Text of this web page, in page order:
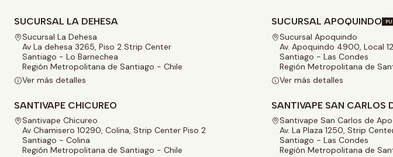
SUCURSAL LA DEHESA
Sucursal La Dehesa
Av La dehesa 3265, Piso 2 Strip Center
Santiago - Lo Barnechea
Región Metropolitana de Santiago - Chile
Ver más detalles
SUCURSAL APOQUINDO
Sucursal Apoquindo
Av. Apoquindo 4900, Local
Santiago - Las Condes
Región Metropolitana de
Ver más detalles
SANTIVAPE CHICUREO
Santivape Chicureo
Av Chamisero 10290, Colina, Strip Center Piso 2
Santiago - Colina
Región Metropolitana de Santiago - Chile
SANTIVAPE SAN CARLOS
Santivape San Carlos de
Av. La Plaza 1250, Strip
Santiago - Las Condes
Región Metropolitana de